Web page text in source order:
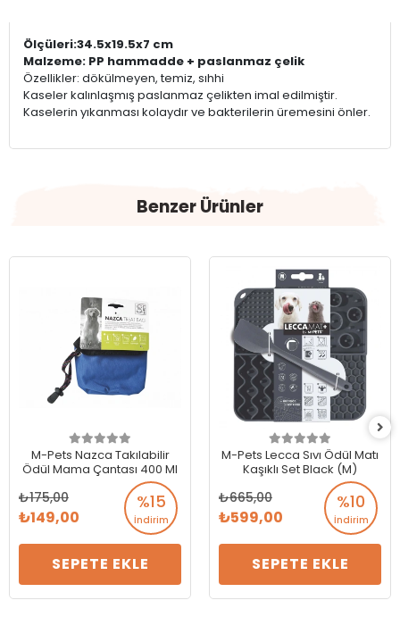
Ölçüleri:34.5x19.5x7 cm
Malzeme: PP hammadde + paslanmaz çelik
Özellikler: dökülmeyen, temiz, sıhhi
Kaseler kalınlaşmış paslanmaz çelikten imal edilmiştir.
Kaselerin yıkanması kolaydır ve bakterilerin üremesini önler.
Benzer Ürünler
M-Pets Nazca Takılabilir
Ödül Mama Çantası 400 Ml
%15
İndirim
175,00
149,00
SEPETE EKLE
M-Pets Lecca Sıvı Ödül Matı
Kaşıklı Set Black (M)
%10
İndirim
665,00
599,00
SEPETE EKLE